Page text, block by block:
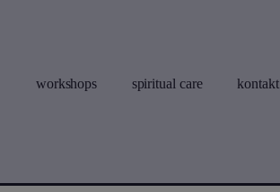
workshops spiritual care kontakt